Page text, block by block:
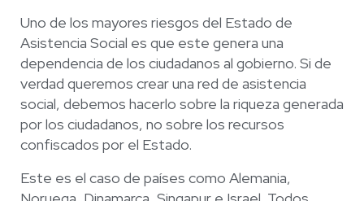
Uno de los mayores riesgos del Estado de
Asistencia Social es que este genera una
dependencia de los ciudadanos al gobierno. Si de
verdad queremos crear una red de asistencia
social, debemos hacerlo sobre la riqueza generada
por los ciudadanos, no sobre los recursos
confiscados por el Estado.
Este es el caso de países como Alemania,